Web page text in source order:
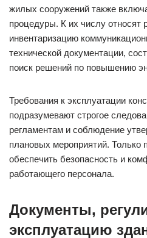
жилых сооружений также
процедуры. К их числу относят
инвентаризацию
технической документации,
поиск решений по повышению
Требования к эксплуатации
подразумевают строгое
регламентам и соблюдение
плановых мероприятий. Только
обеспечить безопасность и
работающего персонала.
Документы,
эксплуатацию